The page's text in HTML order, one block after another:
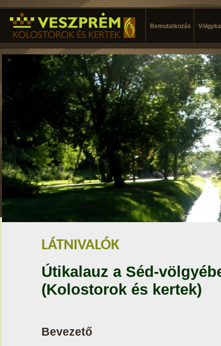
Bemutatkozás
LÁTNIVALÓK
Útikalauz a Séd-
(Kolostorok és kertek)
Bevezető